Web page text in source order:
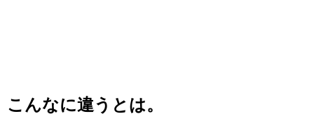
こんなに違うとは。